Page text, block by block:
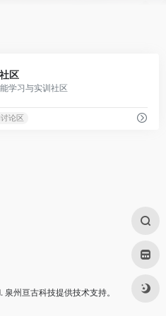
区
学习与实训社区
论区
泉州亘古科技提供技术支持。